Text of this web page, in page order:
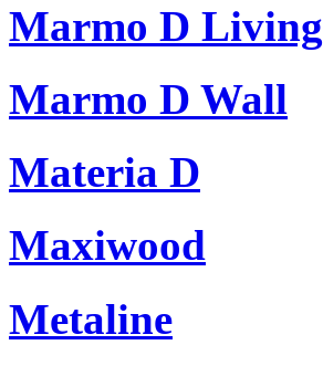
Marmo D Living
Marmo D Wall
Materia D
Maxiwood
Metaline